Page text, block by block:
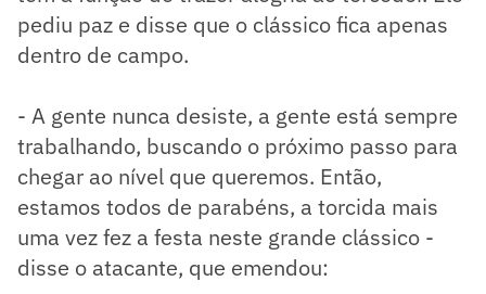
pediu paz e disse que o clássico fica apenas
dentro de campo.
- A gente nunca desiste, a gente está sempre
trabalhando, buscando o próximo passo para
chegar ao nível que queremos. Então,
estamos todos de parabéns, a torcida mais
uma vez fez a festa neste grande clássico -
disse o atacante, que emendou: